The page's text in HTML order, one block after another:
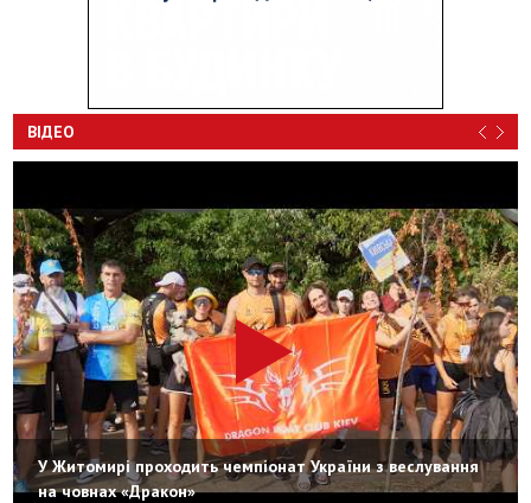
ВІДЕО
У Житомирі проходить чемпіонат України з веслування
на човнах «Дракон»